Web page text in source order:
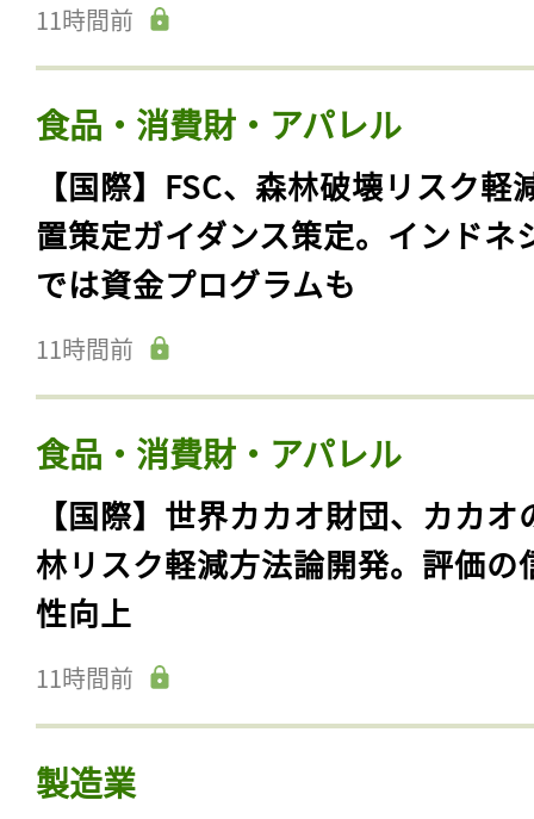
11時間前
食品・消費財・アパレル
【国際】FSC、森林破壊リスク軽
置策定ガイダンス策定。インドネ
では資金プログラムも
11時間前
食品・消費財・アパレル
【国際】世界カカオ財団、カカオ
林リスク軽減方法論開発。評価の
性向上
11時間前
製造業